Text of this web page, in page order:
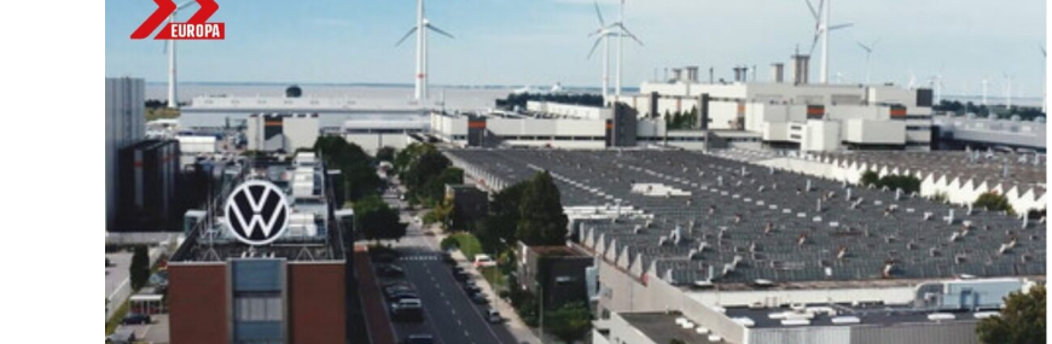
Bitcoin(BTC) $ 65,224.00 Ethereum(ETH) $ 1,929.85 Tether(USDT) $ 0.999371 BNB